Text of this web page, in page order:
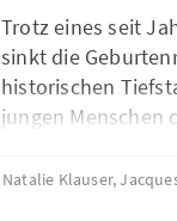
Trotz eines seit
sinkt die
historischen
jungen Menschen
dazu beitragen,
verwirklicht
Natalie Klauser,